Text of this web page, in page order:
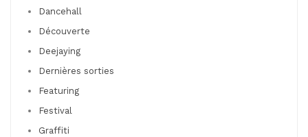
Dancehall
Découverte
Deejaying
Dernières sorties
Featuring
Festival
Graffiti